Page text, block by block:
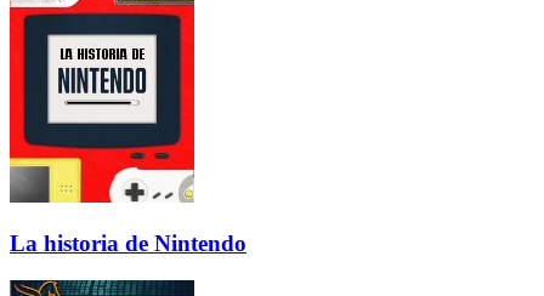
La historia de Nintendo